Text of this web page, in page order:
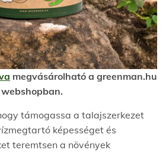
megvásárolható a greenman.hu
webshopban.
támogassa a talajszerkezet
képességet és
teremtsen a növények